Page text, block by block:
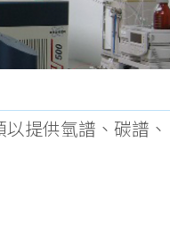
提供氫譜、碳譜、